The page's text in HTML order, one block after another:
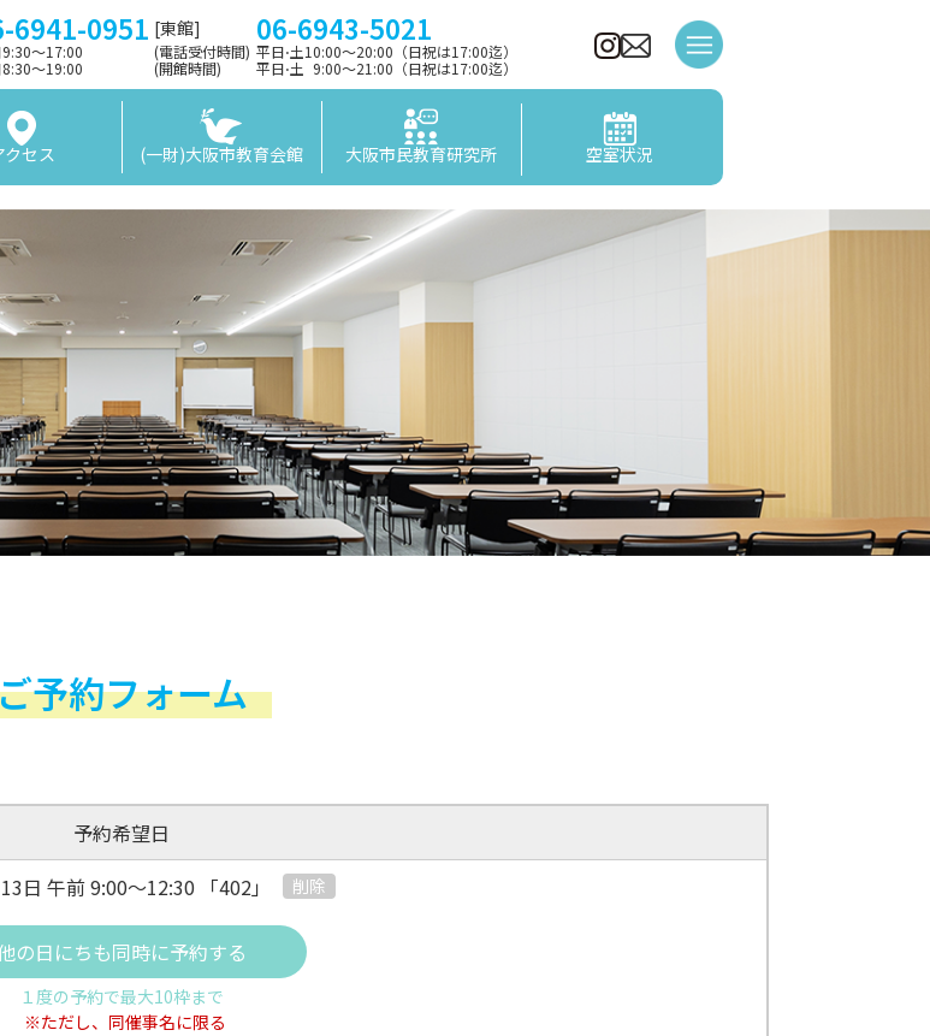
6941-0951
〜17:00
〜19:00
[東館] 06-6943-5021
(電話受付時間) 平日⋅土10:00～20:00（日祝は17:00迄）
(開館時間)
平日⋅土 9:00〜21:00（日祝は17:00迄）
クセス (一財)大阪市教育会館 大阪市民教育研究所 空室状況
予約フォーム
予約希望日
日 午前9:00～12:30 「402」 削除
の日にちも同時に予約する
１度の予約で最大10枠まで
※ただし、同催事名に限る